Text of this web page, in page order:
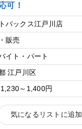
可！
バックス江戸川店
販売
イト・パート
江戸川区
～1,400円
気になるリストに追加